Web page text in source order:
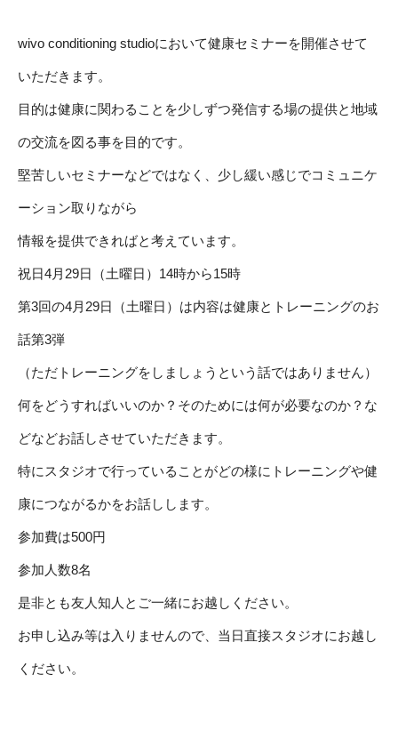
wivo conditioning studioにおいて健康セミナーを開催させて
いただきます。
目的は健康に関わることを少しずつ発信する場の提供と地域
の交流を図る事を目的です。
堅苦しいセミナーなどではなく、少し緩い感じでコミュニケ
ーション取りながら
情報を提供できればと考えています。
祝日4月29日（土曜日）14時から15時
第3回の4月29日（土曜日）は内容は健康とトレーニングのお
話第3弾
（ただトレーニングをしましょうという話ではありません）
何をどうすればいいのか？そのためには何が必要なのか？な
どなどお話しさせていただきます。
特にスタジオで行っていることがどの様にトレーニングや健
康につながるかをお話しします。
参加費は500円
参加人数8名
是非とも友人知人とご一緒にお越しください。
お申し込み等は入りませんので、当日直接スタジオにお越し
ください。